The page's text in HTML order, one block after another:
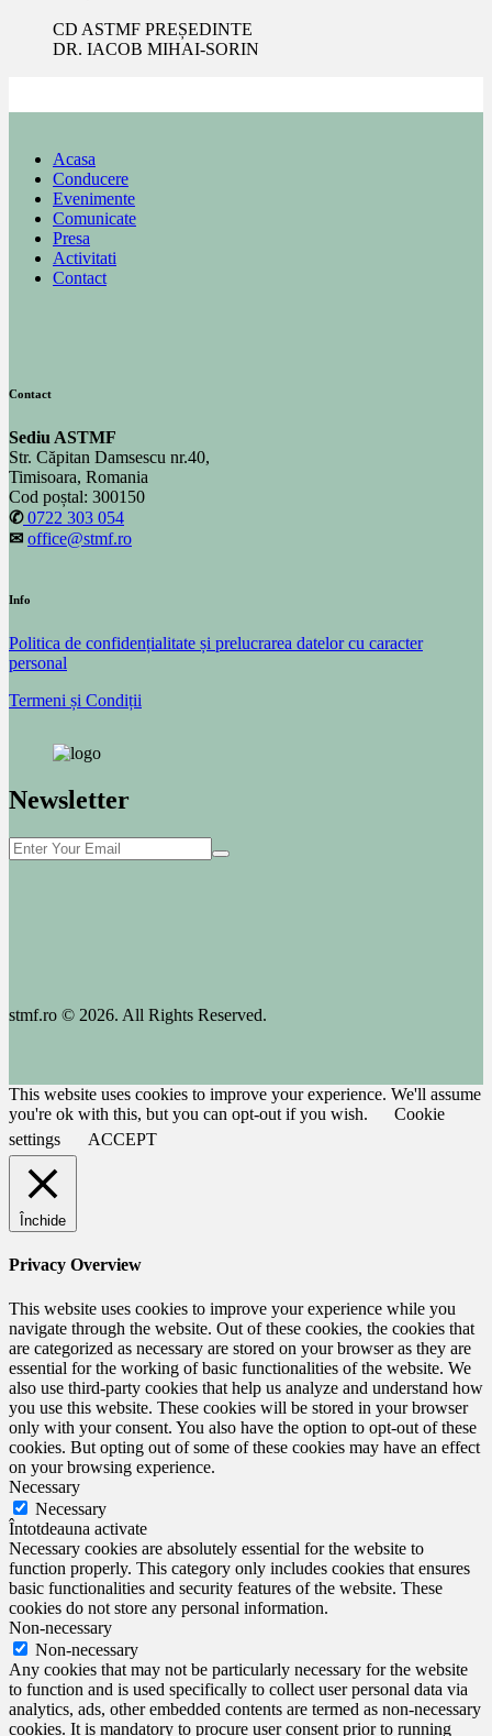
CD ASTMF PREȘEDINTE
DR. IACOB MIHAI-SORIN
Acasa
Conducere
Evenimente
Comunicate
Presa
Activitati
Contact
Contact
Sediu ASTMF
Str. Căpitan Damsescu nr.40,
Timisoara, Romania
Cod poștal: 300150
✆0722 303 054
✉ office@stmf.ro
Info
Politica de confidențialitate și prelucrarea datelor cu caracter
personal
Termeni și Condiții
Newsletter
stmf.ro © 2026. All Rights Reserved.
This website uses cookies to improve your experience. We'll assume
you're ok with this, but you can opt-out if you wish.
Cookie
settings
ACCEPT
Închide
Privacy Overview
This website uses cookies to improve your experience while you
navigate through the website. Out of these cookies, the cookies that
are categorized as necessary are stored on your browser as they are
essential for the working of basic functionalities of the website. We
also use third-party cookies that help us analyze and understand how
you use this website. These cookies will be stored in your browser
only with your consent. You also have the option to opt-out of these
cookies. But opting out of some of these cookies may have an effect
on your browsing experience.
Necessary
Necessary
Întotdeauna activate
Necessary cookies are absolutely essential for the website to
function properly. This category only includes cookies that ensures
basic functionalities and security features of the website. These
cookies do not store any personal information.
Non-necessary
Non-necessary
Any cookies that may not be particularly necessary for the website
to function and is used specifically to collect user personal data via
analytics, ads, other embedded contents are termed as non-necessary
cookies. It is mandatory to procure user consent prior to running